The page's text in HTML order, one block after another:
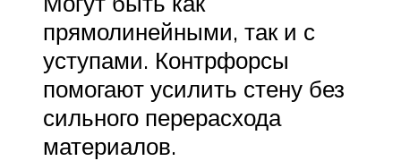
прямолинейными, так и с
уступами. Контрфорсы
помогают усилить стену без
сильного перерасхода
материалов.